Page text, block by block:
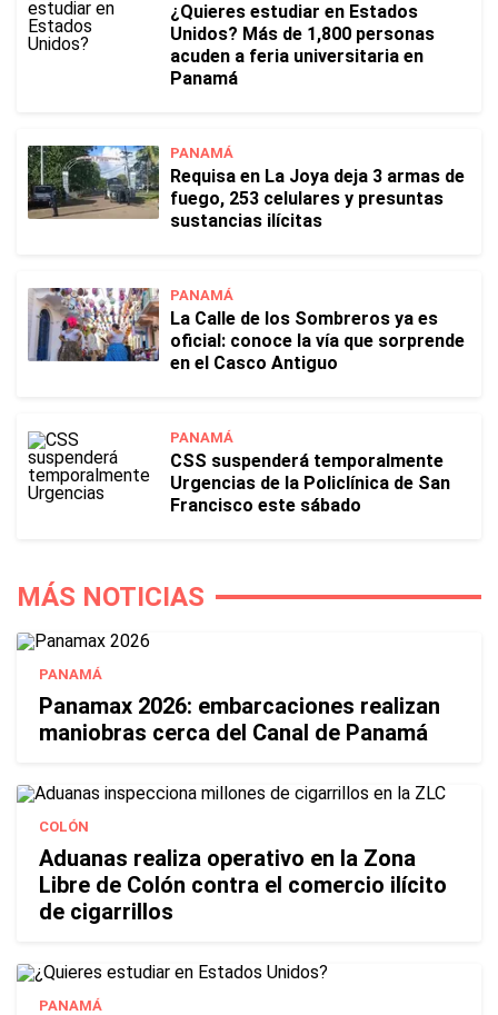
¿Quieres estudiar en Estados
Unidos? Más de 1,800 personas
acuden a feria universitaria en
Panamá
PANAMÁ
Requisa en La Joya deja 3 armas de
fuego, 253 celulares y presuntas
sustancias ilícitas
PANAMÁ
La Calle de los Sombreros ya es
oficial: conoce la vía que sorprende
en el Casco Antiguo
PANAMÁ
CSS suspenderá temporalmente
Urgencias de la Policlínica de San
Francisco este sábado
MÁS NOTICIAS
PANAMÁ
Panamax 2026: embarcaciones realizan
maniobras cerca del Canal de Panamá
COLÓN
Aduanas realiza operativo en la Zona
Libre de Colón contra el comercio ilícito
de cigarrillos
PANAMÁ